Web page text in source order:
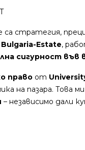
стратегия,
Bulgaria-Estate,
сигурност във
право от
на пазара. Това
– независимо дали